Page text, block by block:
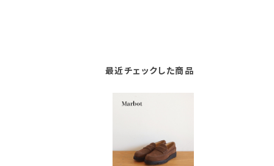
最近チェックした商品